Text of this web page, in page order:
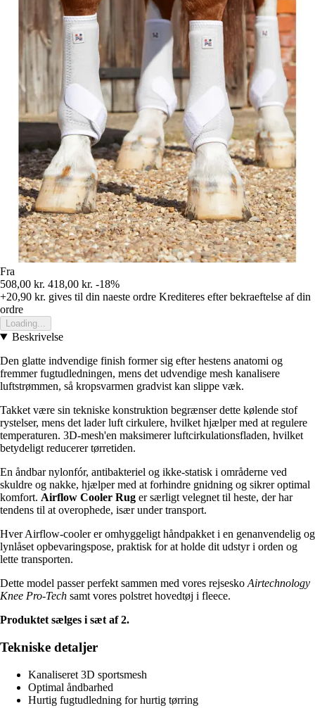
Fra
508,00 kr. 418,00 kr. -18%
+20,90 kr. gives til din naeste ordre Krediteres efter bekraeftelse af din
ordre
Loading...
Beskrivelse
Den glatte indvendige finish former sig efter hestens anatomi og
fremmer fugtudledningen, mens det udvendige mesh kanalisere
luftstrømmen, så kropsvarmen gradvist kan slippe væk.
Takket være sin tekniske konstruktion begrænser dette kølende stof
rystelser, mens det lader luft cirkulere, hvilket hjælper med at regulere
temperaturen. 3D-mesh'en maksimerer luftcirkulationsfladen, hvilket
betydeligt reducerer tørretiden.
En åndbar nylonfór, antibakteriel og ikke-statisk i områderne ved
skuldre og nakke, hjælper med at forhindre gnidning og sikrer optimal
komfort. Airflow Cooler Rug er særligt velegnet til heste, der har
tendens til at overophede, især under transport.
Hver Airflow-cooler er omhyggeligt håndpakket i en genanvendelig og
lynlåset opbevaringspose, praktisk for at holde dit udstyr i orden og
lette transporten.
Dette model passer perfekt sammen med vores rejsesko Airtechnology
Knee Pro-Tech samt vores polstret hovedtøj i fleece.
Produktet sælges i sæt af 2.
Tekniske detaljer
Kanaliseret 3D sportsmesh
Optimal åndbarhed
Hurtig fugtudledning for hurtig tørring